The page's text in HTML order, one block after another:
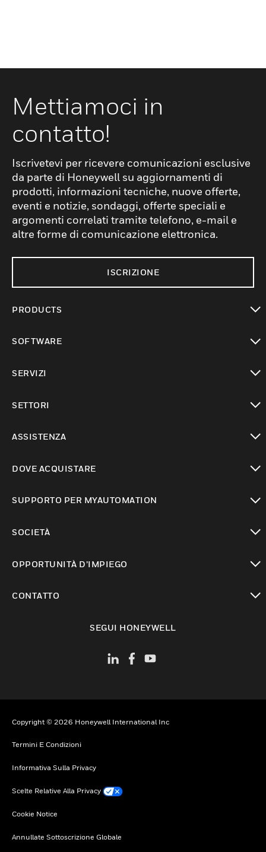
Mettiamoci in
contatto!
Iscrivetevi per ricevere comunicazioni esclusive
da parte di Honeywell su aggiornamenti di
prodotti, informazioni tecniche, nuove offerte,
eventi e notizie, sondaggi, offerte speciali e
argomenti correlati tramite telefono, e-mail e
altre forme di comunicazione elettronica.
ISCRIZIONE
PRODUCTS
SOFTWARE
SERVIZI
SETTORI
ASSISTENZA
DOVE ACQUISTARE
SUPPORTO PER MYAUTOMATION
SOCIETÀ
OPPORTUNITÀ D’IMPIEGO
CONTATTO
SEGUI HONEYWELL
Copyright © 2026 Honeywell International Inc
Termini E Condizioni
Informativa Sulla Privacy
Scelte Relative Alla Privacy
Cookie Notice
Annullate Sottoscrizione Globale